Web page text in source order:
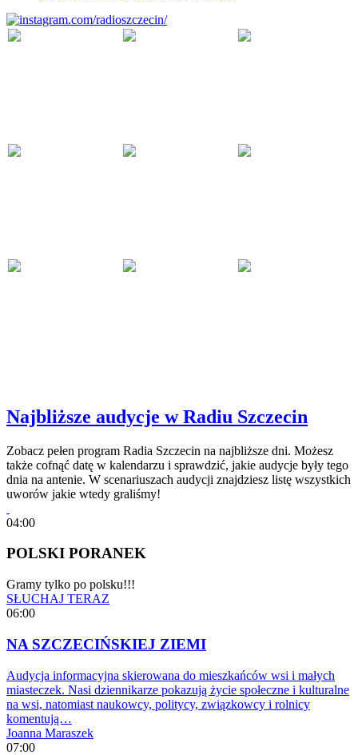
Najbliższe audycje w Radiu Szczecin
Zobacz pełen program Radia Szczecin na najbliższe dni. Możesz
także cofnąć datę w kalendarzu i sprawdzić, jakie audycje były tego
dnia na antenie. W scenariuszach audycji znajdziesz listę wszystkich
uworów jakie wtedy graliśmy!
04:00
POLSKI PORANEK
Gramy tylko po polsku!!!
SŁUCHAJ TERAZ
06:00
NA SZCZECIŃSKIEJ ZIEMI
Audycja informacyjna skierowana do mieszkańców wsi i małych
miasteczek. Nasi dziennikarze pokazują życie społeczne i kulturalne
na wsi, natomiast naukowcy, politycy, związkowcy i rolnicy
komentują…
Joanna Maraszek
07:00